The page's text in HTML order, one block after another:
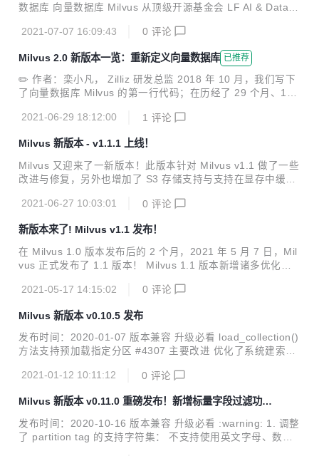
数据库 向量数据库 Milvus 从顶级开源基金会 LF AI & Data
量数据库 丁香园基于 Milvus 的向量召回应用，极大提高开发
部署效率 Milvus 在唯品会搜索推荐的实践，搭建高效电商搜
索推荐系统 Milvus 在 Tokopedia 的应用，让语义搜索更加智
能 Zilliz 创始人星爵出席2021北京智源大会，谈非结构化数据
处理的新CAP理论 Zilliz 数据工程师陈室余参与ECUGx七牛云
线下活动，分享《音视频的相似性检索...
2021-07-07 16:09:43 0 评论
Milvus 2.0 新版本一览：重新定义向量数据库 已推荐
✏️ 作者：栾小凡， Zilliz 研发总监 2018 年 10 月，我们写下
了向量数据库 Milvus 的第一行代码；在历经了 29 个月、19
1 年 3月迎来了 Milvus 1.0 版本。Milvus 解决了对向量数据
需求的出现，更多问题也逐渐浮现出来。本文旨在总结过去三
年的经验，聊聊 Milvus 2.0 期待解决的问题，以及为什么 Mil
vus 2.0 是解决这些问题的良药。 Milvus 1.0 所面临的挑战 1.
2021-06-29 18:12:00 1 评论
Milvus 新版本 - v1.1.1 上线！
Milvus 又迎来了一新版本！此版本针对 Milvus v1.1 做了一些
改进与修复，另外也增加了 S3 存储支持与支持在显存中缓存
下社区贡献者，为此版本添砖加瓦： @shengjun1985 @op-
anYang-cn 发版说明 新增功能 #1434 支持 S3 存储（由紫光
华智实现）。 #5142 支持在显存中缓存索引。 问题修复 #48
97 已删除 entity 在后继查询中仍然能被查到。 #5164 在不存
2021-06-27 10:03:01 0 评论
新版本来了! Milvus v1.1 发布！
在 Milvus 1.0 版本发布后的 2 个月，2021 年 5 月 7 日，Mil
vus 正式发布了 1.1 版本！ Milvus 1.1 版本新增诸多优化改
支持（LTS）版本[1]。 以下是 Milvus 1.1 发版说明，想了解
io/milvus/releases/tag/v1.1.0 。如需做数据迁移的朋友，可
使用 Milvus 数据迁移工具 -- Milvusdm。 特别感谢以下社区
贡献者，为此版本添砖加瓦： @BossZo...
2021-05-17 14:15:02 0 评论
Milvus 新版本 v0.10.5 发布
发布时间：2020-01-07 版本兼容 升级必看 load_collection()
方法支持预加载指定分区 #4307 主要改进 优化了系统建索引
tion() 和 search() 方法会造成 Milvus 死机。#4378 Milvus
分区。#4484 详见 CHANGELOG 了解更多已修复问题！ Mil
vus 向量搜索引擎能够帮助用户轻松应对海量非结构化数据
（图片/视频/语音/文本）检索。单节点 Milvus 可以在秒内完
成十亿...
2021-01-12 10:11:12 0 评论
Milvus 新版本 v0.11.0 重磅发布！新增标量字段过滤功
能，使用更灵活！
发布时间：2020-10-16 版本兼容 升级必看 :warning:️ 1. 调整
了 partition tag 的支持字符集： 不支持使用英文字母、数